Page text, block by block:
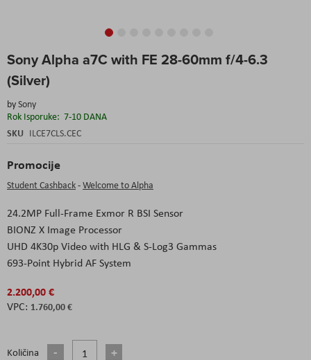
Sony Alpha a7C with FE 28-60mm f/4-6.3
(Silver)
bySony
Rok Isporuke: 7-10 DANA
SKU ILCE7CLS.CEC
Promocije
Student Cashback-Welcome to Alpha
24.2MP Full-Frame Exmor R BSI Sensor
BIONZ X Image Processor
UHD 4K30p Video with HLG & S-Log3 Gammas
693-Point Hybrid AF System
2.200,00 €
1.760,00 €
Količina
to
beginning
the
images
gallery